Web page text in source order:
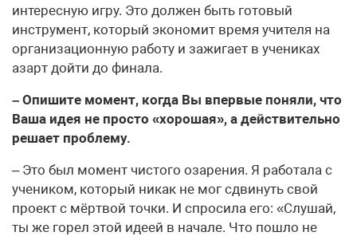
интересную игру. Это должен быть готовый
инструмент, который экономит время учителя на
организационную работу и зажигает в учениках
азарт дойти до финала.
– Опишите момент, когда Вы впервые поняли, что
Ваша идея не просто «хорошая», а действительно
решает проблему.
– Это был момент чистого озарения. Я работала с
учеником, который никак не мог сдвинуть свой
проект с мёртвой точки. И спросила его: «Слушай,
ты же горел этой идеей в начале. Что пошло не